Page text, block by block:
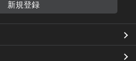
新規登録